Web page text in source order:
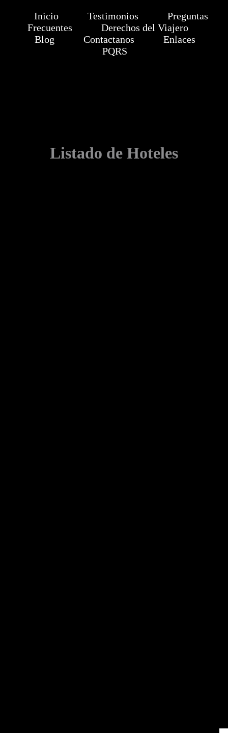
Inicio Testimonios
Preguntas
Frecuentes
Derechos del Viajero
Blog
Contactanos
Enlaces
PQRS
Listado de Hoteles